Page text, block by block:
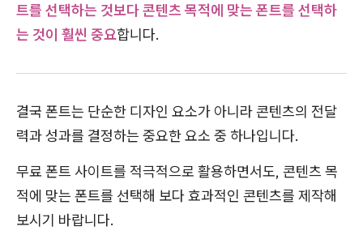
트를 선택하는 것보다 콘텐츠 목적에 맞는 폰트를 선택하
는 것이 훨씬 중요합니다.
결국 폰트는 단순한 디자인 요소가 아니라 콘텐츠의 전달
력과 성과를 결정하는 중요한 요소 중 하나입니다.
무료 폰트 사이트를 적극적으로 활용하면서도, 콘텐츠 목
적에 맞는 폰트를 선택해 보다 효과적인 콘텐츠를 제작해
보시기 바랍니다.